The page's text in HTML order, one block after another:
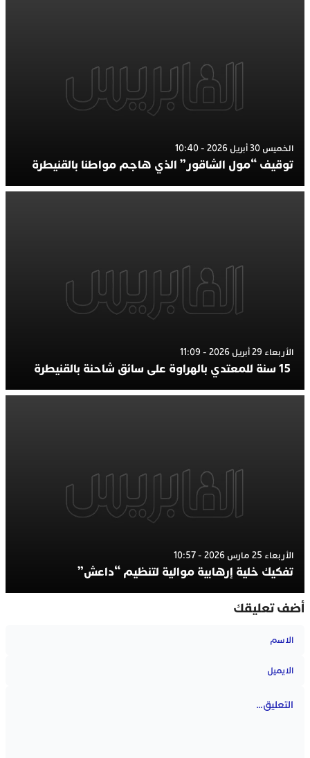
الخميس 30 أبريل 2026 - 10:40
توقيف “مول الشاقور” الذي هاجم مواطنا بالقنيطرة
الأربعاء 29 أبريل 2026 - 11:09
الأربعاء 25 مارس 2026 - 10:57
تفكيك خلية إرهابية موالية لتنظيم “داعش”
أضف تعليقك